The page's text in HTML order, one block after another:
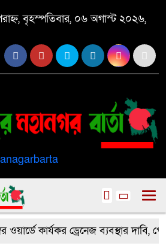
বৃহস্পতিবার, ০৬ অগাস্ট ২০২৬,
কার্যকর ড্রেনেজ ব্যবস্থার দাবি,